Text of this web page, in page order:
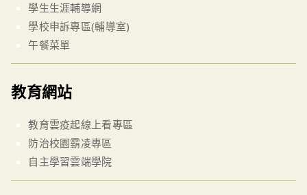
學生生涯輔導網
學校申訴專區(輔導室)
午餐菜單
教育網站
教育雲疫起線上看專區
防治校園霸凌專區
自主學習雲端學院